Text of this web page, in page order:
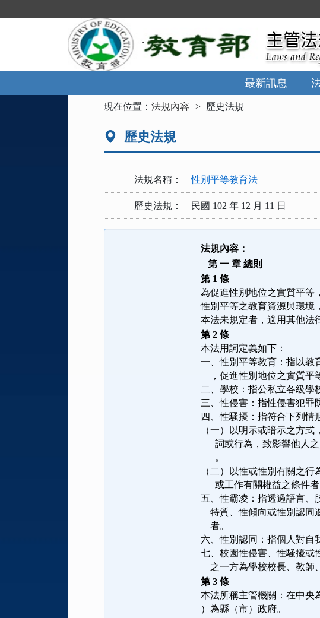
到
最新訊息
現在位置：法規內容 歷史法規
歷史法規
法規名稱： 性別平等教育法
歷史法規： 民國 102 年 12 月 11 日
法規內容：
第 一 章 總則
第 1 條
為促進性別地位之實質平等
性別平等之教育資源與環境
本法未規定者，適用其他法
第 2 條
本法用詞定義如下：
一、性別平等教育：指以教
，促進性別地位之實質平
二、學校：指公私立各級學
三、性侵害：指性侵害犯罪
四、性騷擾：指符合下列情
（一）以明示或暗示之方
詞或行為，致影響他人之
。
（二）以性或性別有關之
或工作有關權益之條件者
五、性霸凌：指透過語言、
特質、性傾向或性別認同
者。
六、性別認同：指個人對自
七、校園性侵害、性騷擾或
之一方為學校校長、教師
第 3 條
本法所稱主管機關：在中央
）為縣（市）政府。